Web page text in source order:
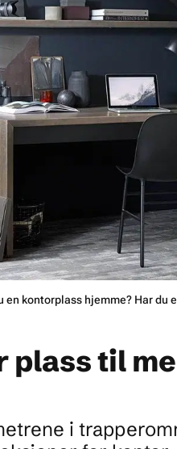
en kontorplass hjemme? Har
plass til
i